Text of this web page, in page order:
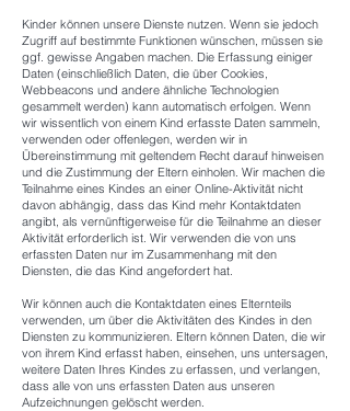
Kinder können unsere Dienste nutzen. Wenn sie jedoch
Zugriff auf bestimmte Funktionen wünschen, müssen sie
ggf. gewisse Angaben machen. Die Erfassung einiger
Daten (einschließlich Daten, die über Cookies,
Webbeacons und andere ähnliche Technologien
gesammelt werden) kann automatisch erfolgen. Wenn
wir wissentlich von einem Kind erfasste Daten sammeln,
verwenden oder offenlegen, werden wir in
Übereinstimmung mit geltendem Recht darauf hinweisen
und die Zustimmung der Eltern einholen. Wir machen die
Teilnahme eines Kindes an einer Online-Aktivität nicht
davon abhängig, dass das Kind mehr Kontaktdaten
angibt, als vernünftigerweise für die Teilnahme an dieser
Aktivität erforderlich ist. Wir verwenden die von uns
erfassten Daten nur im Zusammenhang mit den
Diensten, die das Kind angefordert hat.
Wir können auch die Kontaktdaten eines Elternteils
verwenden, um über die Aktivitäten des Kindes in den
Diensten zu kommunizieren. Eltern können Daten, die wir
von ihrem Kind erfasst haben, einsehen, uns untersagen,
weitere Daten Ihres Kindes zu erfassen, und verlangen,
dass alle von uns erfassten Daten aus unseren
Aufzeichnungen gelöscht werden.